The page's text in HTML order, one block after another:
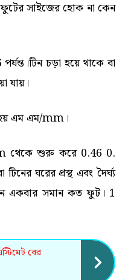
সাইজের হোক না কেন
চড়া হয়ে থাকে বা
যায়।
হয় এম এম/mm।
থেকে শুরু করে 0.46 0.
ঘরের প্রস্থ এবং দৈর্ঘ্য
একবার সমান কত ফুট। 1
বের